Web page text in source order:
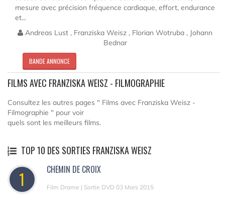
mesure avec précision fréquence cardiaque, effort, endurance
et...
Andreas Lust , Franziska Weisz , Florian Wotruba , Johann
Bednar
BANDE ANNONCE
FILMS AVEC FRANZISKA WEISZ - FILMOGRAPHIE
Consultez les autres pages " Films avec Franziska Weisz -
Filmographie " pour voir
quels sont les meilleurs films.
TOP 10 DES SORTIES FRANZISKA WEISZ
1 CHEMIN DE CROIX
Film Drame | Sortie DVD 03 Mars 2015